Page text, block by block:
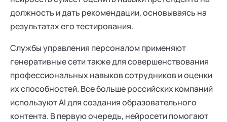
должность и дать рекомендации, основываясь на
результатах его тестирования.
Службы управления персоналом применяют
генеративные сети также для совершенствования
профессиональных навыков сотрудников и оценки
их способностей. Все больше российских компаний
используют AI для создания образовательного
контента. В первую очередь, нейросети помогают